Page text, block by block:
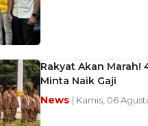
Rakyat Akan Marah!
Minta Naik Gaji
News | Kamis, 06